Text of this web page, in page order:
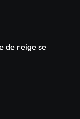
de neige se